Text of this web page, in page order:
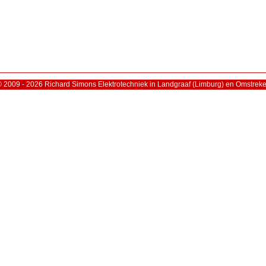
2009 - 2026 Richard Simons Elektrotechniek in Landgraaf (Limburg) en